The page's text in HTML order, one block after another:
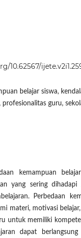
10.62567/
belajar siswa,
profesionalitas guru,
kemampuan
yang sering dihadapi
Perbedaan
materi, motivasi
untuk memiliki
dapat